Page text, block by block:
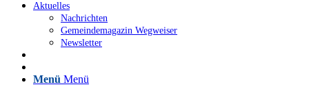
Aktuelles
Nachrichten
Gemeindemagazin Wegweiser
Newsletter
Menü Menü